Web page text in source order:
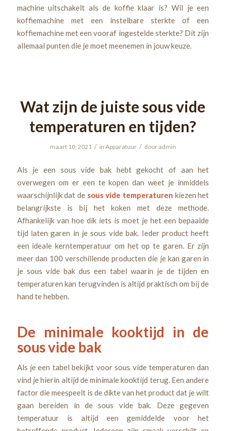
machine uitschakelt als de koffie klaar is? Wil je een
koffiemachine met een instelbare sterkte of een
koffiemachine met een vooraf ingestelde sterkte? Dit zijn
allemaal punten die je moet meenemen in jouw keuze.
Wat zijn de juiste sous vide
temperaturen en tijden?
maart 10, 2021 / in Apparatuur / door admin
Als je een sous vide bak hebt gekocht of aan het
overwegen om er een te kopen dan weet je inmiddels
waarschijnlijk dat de sous vide temperaturen kiezen het
belangrijkste is bij het koken met deze methode.
Afhankelijk van hoe dik iets is moet je het een bepaalde
tijd laten garen in je sous vide bak. Ieder product heeft
een ideale kerntemperatuur om het op te garen. Er zijn
meer dan 100 verschillende producten die je kan garen in
je sous vide bak dus een tabel waarin je de tijden en
temperaturen kan terugvinden is altijd praktisch om bij de
hand te hebben.
De minimale kooktijd in de
sous vide bak
Als je een tabel bekijkt voor sous vide temperaturen dan
vind je hierin altijd de minimale kooktijd terug. Een andere
factor die meespeelt is de dikte van het product dat je wilt
gaan bereiden in de sous vide bak. Deze gegeven
temperatuur is altijd een gemiddelde voor het